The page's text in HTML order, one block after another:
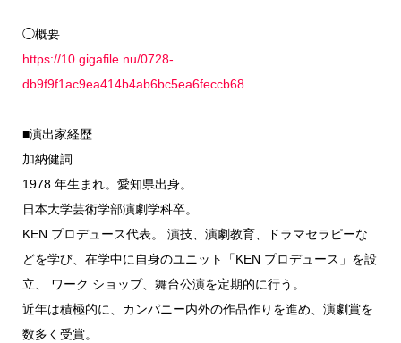
◯概要
https://10.gigafile.nu/0728-
db9f9f1ac9ea414b4ab6bc5ea6feccb68
■演出家経歴
加納健詞
1978 年生まれ。愛知県出身。
日本大学芸術学部演劇学科卒。
KEN プロデュース代表。 演技、演劇教育、ドラマセラピーな
どを学び、在学中に自身のユニット「KEN プロデュース」を設
立、 ワーク ショップ、舞台公演を定期的に行う。
近年は積極的に、カンパニー内外の作品作りを進め、演劇賞を
数多く受賞。